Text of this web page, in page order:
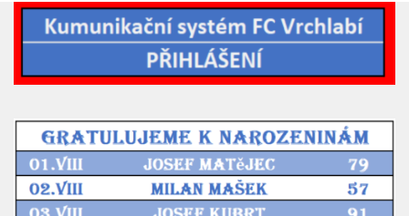
Historie
Zápasy 2025/26
Zápasy 2024/25
2022/23